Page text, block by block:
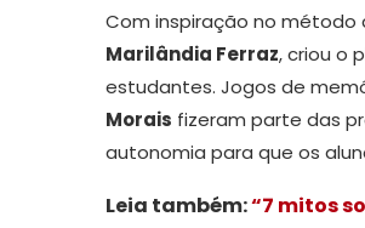
Com inspiração no método
Marilândia Ferraz, criou o
estudantes. Jogos de
Morais fizeram parte das
autonomia para que os
Leia também:“7 mitos